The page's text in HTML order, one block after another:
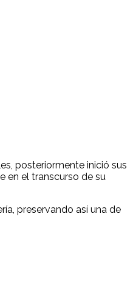
posteriormente inició sus
en el transcurso de su
preservando así una de